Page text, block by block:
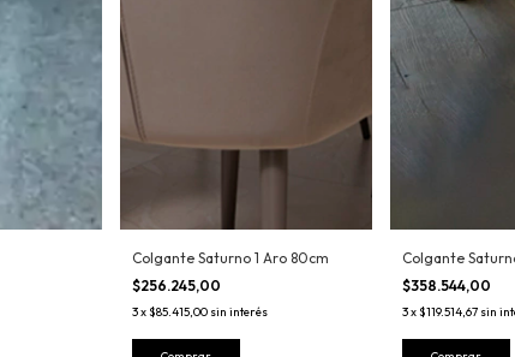
Colgante Saturno 1 Aro 80cm
$256.245,00
3x$85.415,00 sin interés
Colgante
$358.544,00
3x$119.514,67 sin